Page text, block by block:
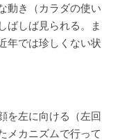
動き（カラダの使い
ばしば見られる。ま
年では珍しくない状
を左に向ける（左回
メカニズムで行って